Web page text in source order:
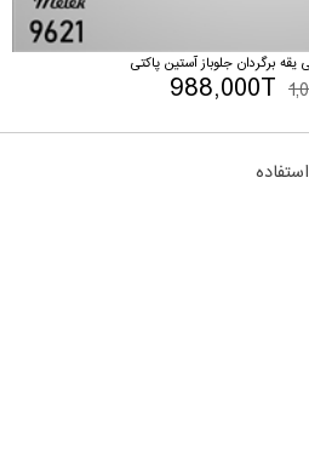
برگردان جلوباز آستین پاکتی
988,000T